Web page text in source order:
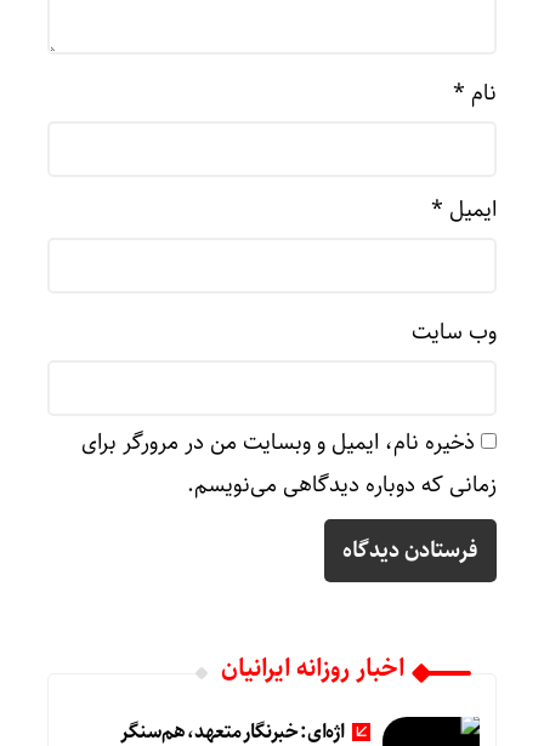
نام *
ایمیل *
وب‌ سایت
ذخیره نام، ایمیل و وبسایت من در مرورگر برای
زمانی که دوباره دیدگاهی می‌نویسم.
اخبار روزانه ایرانیان
اژه‌ای: خبرنگار متعهد، هم‌سنگر